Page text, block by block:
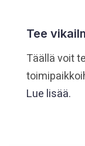
Tee
Täällä voit
Lue lisää.